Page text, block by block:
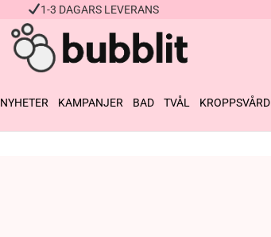
1-3 DAGARS LEVERANS
NYHETER KAMPANJER BAD TVÅL KROPPSVÅRD